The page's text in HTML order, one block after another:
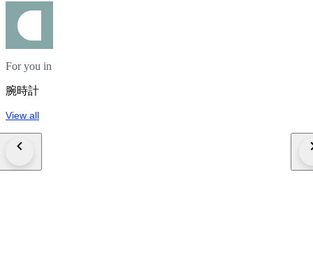
For you in
腕時計
View all